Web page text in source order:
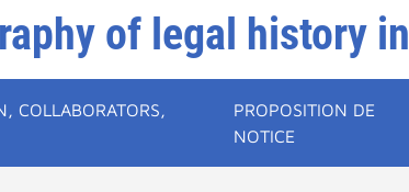
of legal history
COLLABORATORS,
PROPOSITION DE
NOTICE